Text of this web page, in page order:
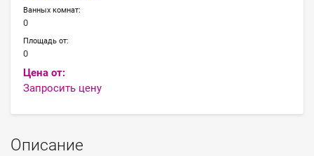
Ванных комнат:
0
Площадь от:
0
Цена от:
Запросить цену
Описание